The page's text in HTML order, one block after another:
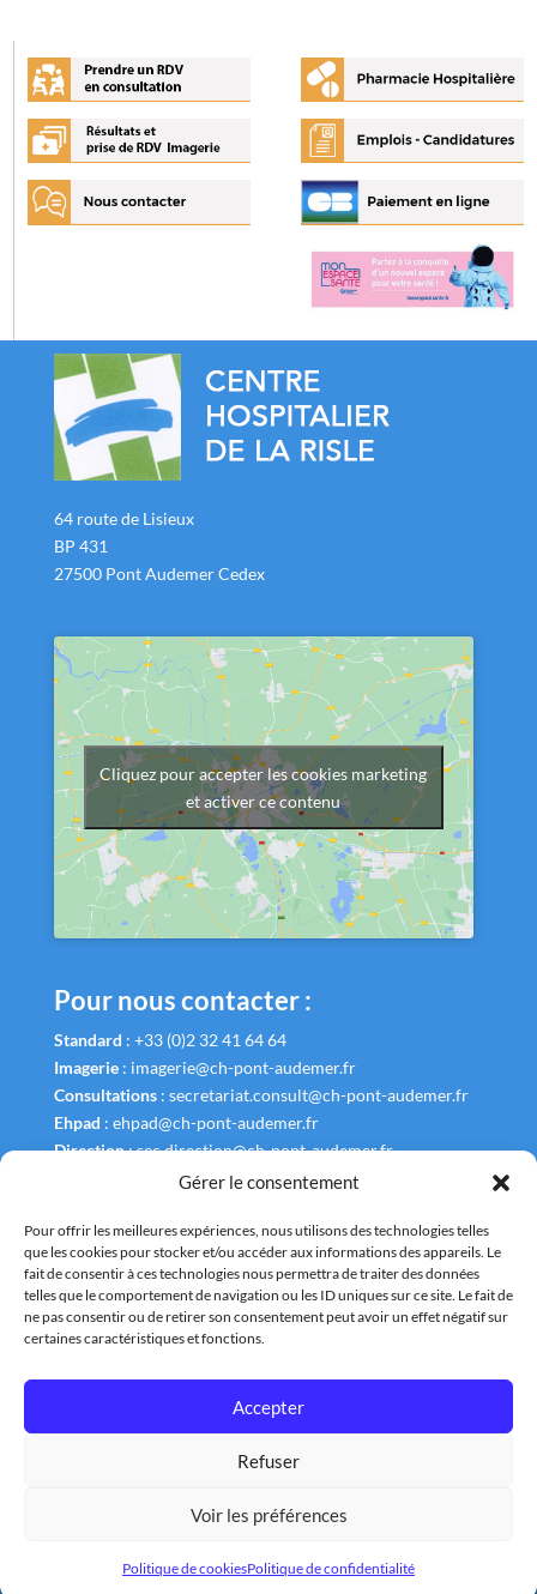
Gérer le consentement
Pour offrir les meilleures expériences, nous utilisons des technologies telles
que les cookies pour stocker et/ou accéder aux informations des appareils. Le
fait de consentir à ces technologies nous permettra de traiter des données
telles que le comportement de navigation ou les ID uniques sur ce site. Le fait de
ne pas consentir ou de retirer son consentement peut avoir un effet négatif sur
certaines caractéristiques et fonctions.
Accepter
Refuser
Voir les préférences
Politique de cookiesPolitique de confidentialité
64 route de Lisieux
BP 431
27500 Pont Audemer Cedex
Cliquez pour accepter les cookies marketing
et activer ce contenu
Pour nous contacter :
Standard : +33 (0)2 32 41 64 64
Imagerie: imagerie@ch-pont-audemer.fr
Consultations: secretariat.consult@ch-pont-audemer.fr
Ehpad : ehpad@ch-pont-audemer.fr
Direction:sec.direction@ch-pont-audemer.fr
Liens Utiles
Annuaire
Tous droits réservés : Centre Hospitalier de la Risle |
confidentialité|Politique de Cookies|Agence Web:Liziweb